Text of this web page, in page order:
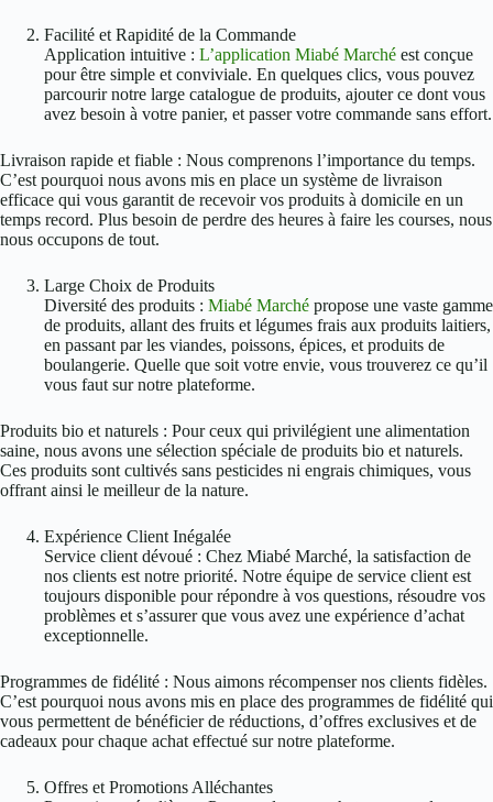
Facilité et Rapidité de la Commande
Application intuitive : L’application Miabé Marché est conçue
pour être simple et conviviale. En quelques clics, vous pouvez
parcourir notre large catalogue de produits, ajouter ce dont vous
avez besoin à votre panier, et passer votre commande sans effort.
Livraison rapide et fiable : Nous comprenons l’importance du temps.
C’est pourquoi nous avons mis en place un système de livraison
efficace qui vous garantit de recevoir vos produits à domicile en un
temps record. Plus besoin de perdre des heures à faire les courses, nous
nous occupons de tout.
Large Choix de Produits
Diversité des produits : Miabé Marché propose une vaste gamme
de produits, allant des fruits et légumes frais aux produits laitiers,
en passant par les viandes, poissons, épices, et produits de
boulangerie. Quelle que soit votre envie, vous trouverez ce qu’il
vous faut sur notre plateforme.
Produits bio et naturels : Pour ceux qui privilégient une alimentation
saine, nous avons une sélection spéciale de produits bio et naturels.
Ces produits sont cultivés sans pesticides ni engrais chimiques, vous
offrant ainsi le meilleur de la nature.
Expérience Client Inégalée
Service client dévoué : Chez Miabé Marché, la satisfaction de
nos clients est notre priorité. Notre équipe de service client est
toujours disponible pour répondre à vos questions, résoudre vos
problèmes et s’assurer que vous avez une expérience d’achat
exceptionnelle.
Programmes de fidélité : Nous aimons récompenser nos clients fidèles.
C’est pourquoi nous avons mis en place des programmes de fidélité qui
vous permettent de bénéficier de réductions, d’offres exclusives et de
cadeaux pour chaque achat effectué sur notre plateforme.
Offres et Promotions Alléchantes